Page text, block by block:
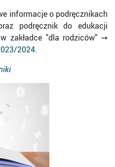
informacje o podręcznikach
podręcznik do edukacji
zakładce "dla rodziców" ➙
2024.